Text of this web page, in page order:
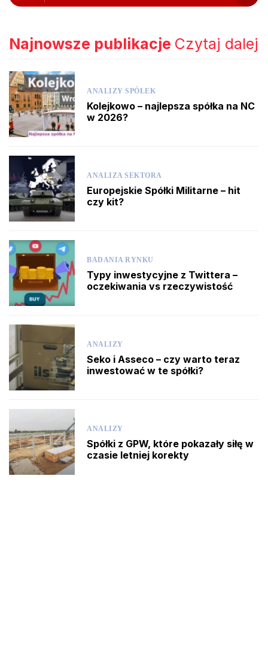
Najnowsze publikacje Czytaj dalej
ANALIZY SPÓŁEK
Kolejkowo – najlepsza spółka na NC
w 2026?
ANALIZA SEKTORA
Europejskie Spółki Militarne – hit
czy kit?
BADANIA RYNKU
Typy inwestycyjne z Twittera –
oczekiwania vs rzeczywistość
ANALIZY
Seko i Asseco – czy warto teraz
inwestować w te spółki?
ANALIZY
Spółki z GPW, które pokazały siłę w
czasie letniej korekty